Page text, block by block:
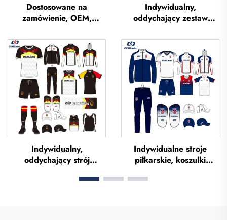
Dostosowane na
zamówienie, OEM,
piłkarskie z sublimacją,
koszulki drużynowe do
piłki nożnej, odzież
piłkarska, koszulki
futbolowe,
niestandardowe koszulki
piłkarskie
Indywidualny,
oddychający zestaw
usługa OEM,
indywidualne koszulki
piłkarskie, zestawy
jednolitych strojów
piłkarskich, sublimowane
koszulki piłkarskie
Indywidualny,
oddychający strój
uniform piłkarski,
Indywidualne stroje
piłkarskie, koszulki
jednolitych dla Tajlandii,